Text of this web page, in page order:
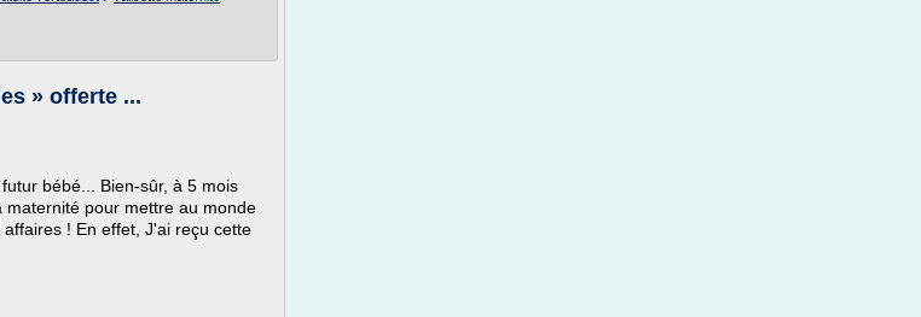
» offerte ...
bébé... Bien-sûr, à 5 mois
pour mettre au monde
! En effet, J'ai reçu cette